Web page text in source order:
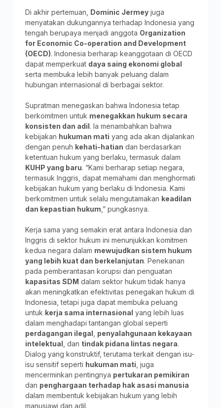
Di akhir pertemuan, Dominic Jermeyjuga
menyatakan dukungannya terhadap Indonesia yang
tengah berupaya menjadi anggota Organization
for Economic Co-operation and Development
(OECD). Indonesia berharap keanggotaan di OECD
dapat memperkuat daya saing ekonomi global
serta membuka lebih banyak peluang dalam
hubungan internasional di berbagai sektor.
Supratman menegaskan bahwa Indonesia tetap
berkomitmen untuk menegakkan hukum secara
konsisten dan adil. Ia menambahkan bahwa
kebijakan hukuman mati yang ada akan dijalankan
dengan penuh kehati-hatian dan berdasarkan
ketentuan hukum yang berlaku, termasuk dalam
KUHP yang baru. “Kami berharap setiap negara,
termasuk Inggris, dapat memahami dan menghormati
kebijakan hukum yang berlaku di Indonesia. Kami
berkomitmen untuk selalu mengutamakan keadilan
dan kepastian hukum ,” pungkasnya.
Kerja sama yang semakin erat antara Indonesia dan
Inggris di sektor hukum ini menunjukkan komitmen
kedua negara dalam mewujudkan sistem hukum
yang lebih kuat dan berkelanjutan. Penekanan
pada pemberantasan korupsi dan penguatan
kapasitas SDM dalam sektor hukum tidak hanya
akan meningkatkan efektivitas penegakan hukum di
Indonesia, tetapi juga dapat membuka peluang
untuk kerja sama internasional yang lebih luas
dalam menghadapi tantangan global seperti
perdagangan ilegal penyalahgunaan kekayaan
intelektual , dan tindak pidana lintas negara.
Dialog yang konstruktif, terutama terkait dengan isu-
isu sensitif seperti hukuman mati , juga
mencerminkan pentingnya pertukaran pemikiran
dan penghargaan terhadap hak asasi manusia
dalam membentuk kebijakan hukum yang lebih
manusiawi dan adil.